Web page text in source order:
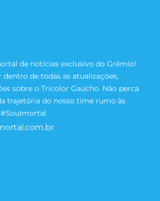
de notícias exclusivo do Grêmio!
de todas as atualizações,
sobre o Tricolor Gaúcho. Não perca
trajetória do nosso time rumo às